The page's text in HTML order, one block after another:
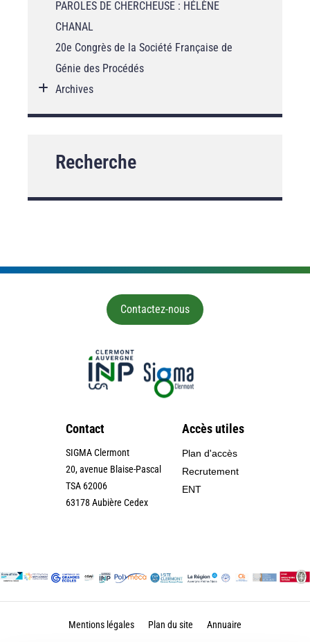
PAROLES DE CHERCHEUSE : HÉLÈNE
CHANAL
20e Congrès de la Société Française de
Génie des Procédés
Archives
Recherche
Contactez-nous
Contact
SIGMA Clermont
20, avenue Blaise-Pascal
TSA 62006
63178 Aubière Cedex
Accès utiles
Plan d'accès
Recrutement
ENT
Mentions légales Plan du site Annuaire